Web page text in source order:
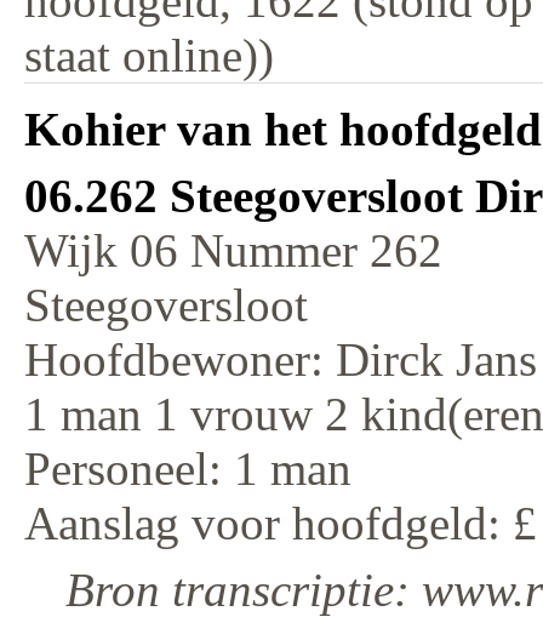
staat online))
Kohier van het
06.262 Steegoversloot
Wijk 06 Nummer 262
Steegoversloot
Hoofdbewoner: Dirck
1 man 1 vrouw 2
Personeel: 1 man
Aanslag voor hoofdgeld:
Bron transcriptie: